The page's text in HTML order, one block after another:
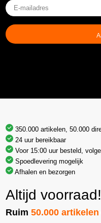
E-
mailadres
(Vereist)
350.000 artikelen, 50.000
24 uur bereikbaar
Voor 15:00 uur besteld,
Spoedlevering mogelijk
Afhalen en bezorgen
Altijd voorraad!
Ruim50.000 artikelen